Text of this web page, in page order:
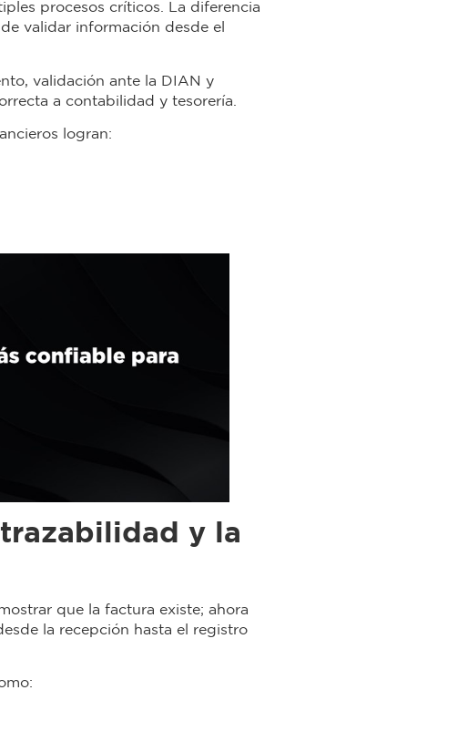
procesos críticos. La diferencia
validar información desde el
validación ante la DIAN y
a contabilidad y tesorería.
logran:
y la
que la factura existe; ahora
la recepción hasta el registro